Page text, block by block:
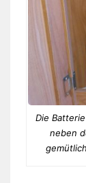
Die
neben